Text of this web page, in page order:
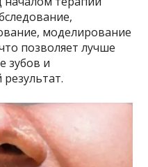
моделирование
позволяет лучше
зубов и